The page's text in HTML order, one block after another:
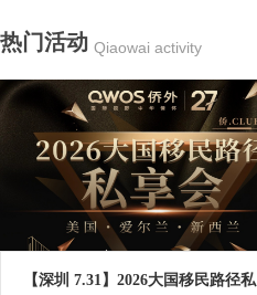
热门活动 Qiaowai activity
【深圳 7.31】2026大国移民路径私